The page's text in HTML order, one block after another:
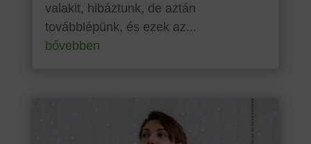
valakit, hibáztunk, de aztán
továbblépünk, és ezek az...
bővebben